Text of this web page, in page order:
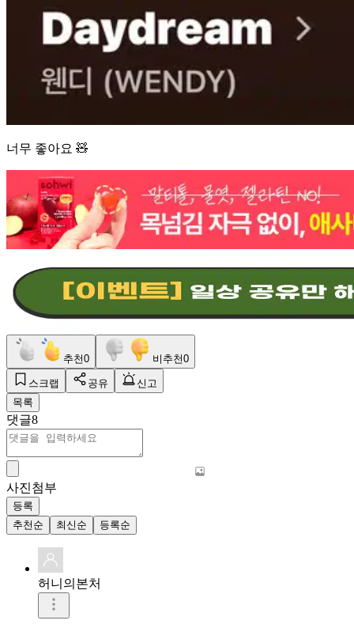
너무 좋아요 🧸
추천0 비추천0
스크랩 공유
신고
목록
댓글8
사진첨부
등록
추천순
최신순 등록순
허니의본처